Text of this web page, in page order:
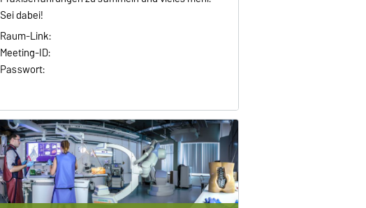
Sei dabei!
Raum-Link:
Meeting-ID:
Passwort: